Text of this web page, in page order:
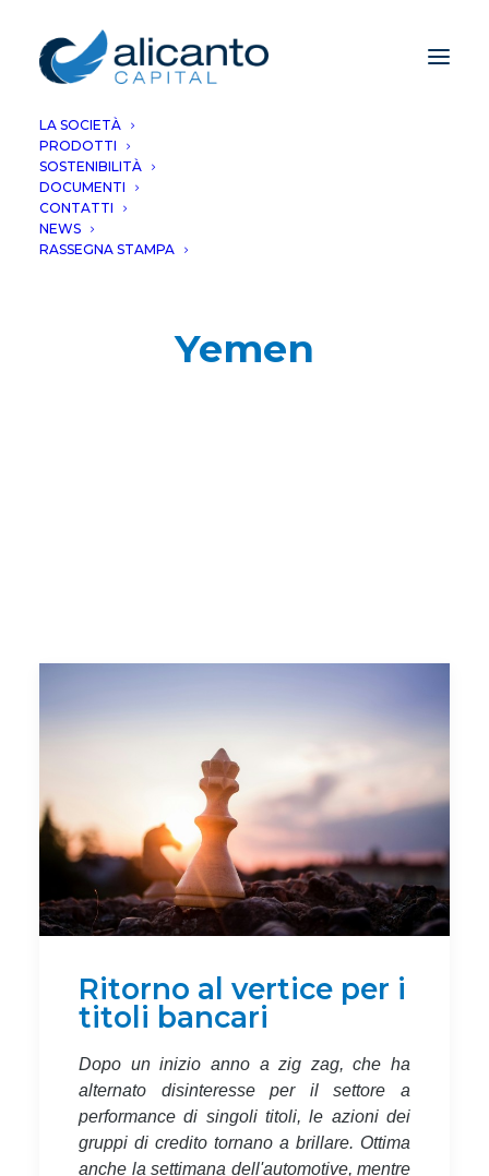
LA SOCIETÀ
PRODOTTI
SOSTENIBILITÀ
DOCUMENTI
CONTATTI
NEWS
RASSEGNA STAMPA
Yemen
Ritorno al vertice per i
titoli bancari
Dopo un inizio anno a zig zag, che ha
alternato disinteresse per il settore a
performance di singoli titoli, le azioni dei
gruppi di credito tornano a brillare. Ottima
anche la settimana dell'automotive, mentre